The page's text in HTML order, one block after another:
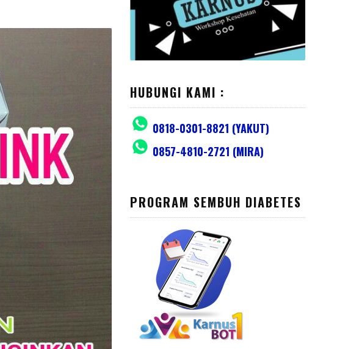
HUBUNGI KAMI :
0818-0301-8821 (YAKUT)
0857-4810-2721 (MIRA)
PROGRAM SEMBUH DIABETES